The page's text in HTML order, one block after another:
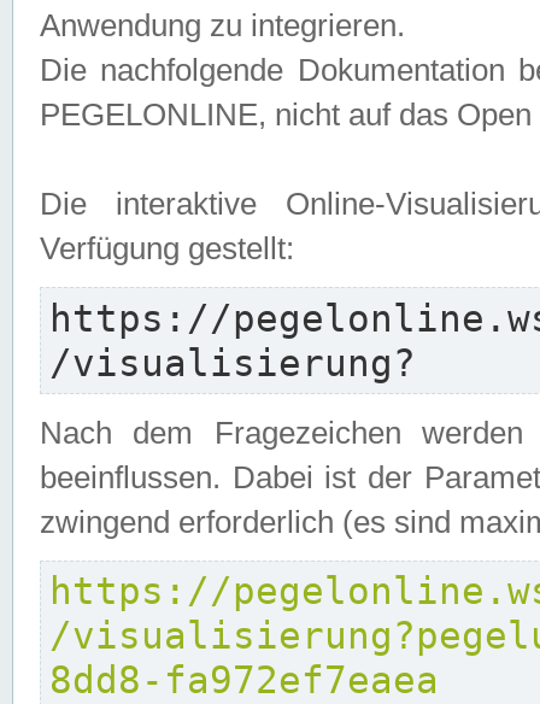
Anwendung zu integrieren.
Die nachfolgende Dokumentation
PEGELONLINE, nicht auf das
Die interaktive Online-
Verfügung gestellt:
https://
/visualisierung?
Nach dem Fragezeichen
beeinflussen. Dabei ist der
zwingend erforderlich (es sind
https://
/
8dd8-fa972ef7eaea